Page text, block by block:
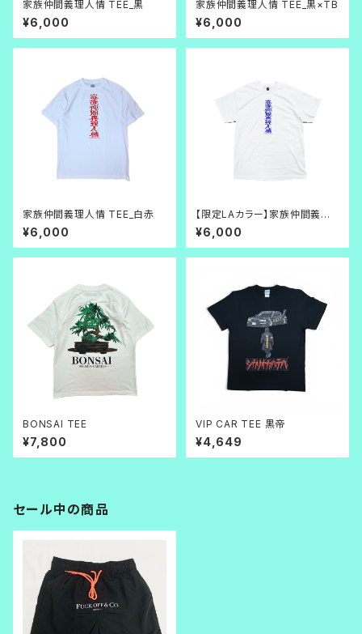
家族仲間義理人情 TEE_黒
¥6,000
家族仲間義理人情 TEE_黒×TB
¥6,000
家族仲間義理人情 TEE_白赤
¥6,000
【限定LAカラー】家族仲間義理
人情 TEE_白×青
¥6,000
BONSAI TEE
¥7,800
VIP CAR TEE 黒帝
¥4,649
セール中の商品